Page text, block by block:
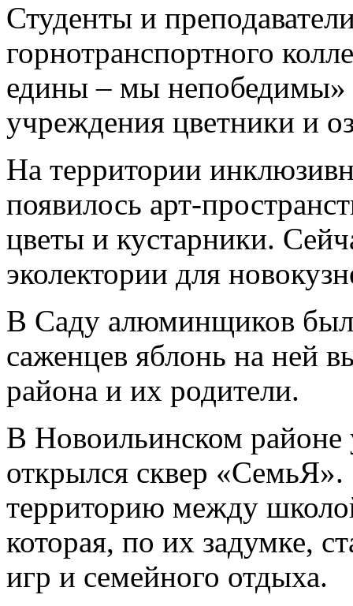
Студенты и
горнотранспортного
едины – мы непобедимы»
учреждения цветники и
На территории
появилось арт-
цветы и кустарники.
эколектории для
В Саду алюминщиков
саженцев яблонь на ней
района и их родители.
В Новоильинском
открылся сквер
территорию между
которая, по их задумке,
игр и семейного отдыха.